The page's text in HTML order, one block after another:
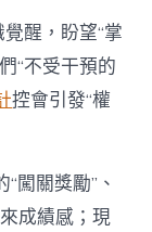
醒，盼望“掌
“不受干預的
控會引發“權
闖關獎勵”、
成績感；現